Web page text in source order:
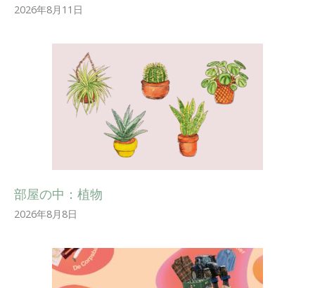
2026年8月11日
部屋の中：植物
2026年8月8日